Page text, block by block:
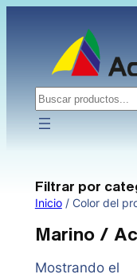
contenido
Buscar
Filtrar por
Inicio/ Color del
Marino /
Mostrando el